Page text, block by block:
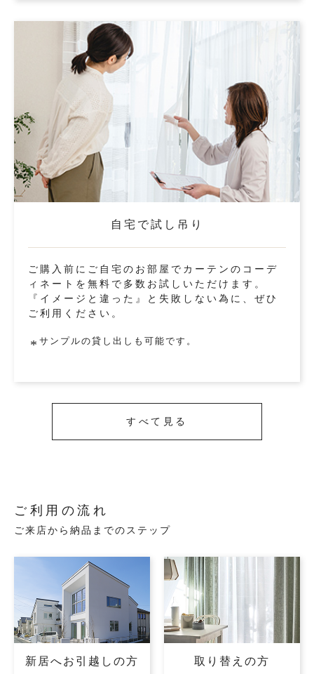
自宅で試し吊り
ご購入前にご自宅のお部屋でカーテンのコーデ
ィネートを無料で多数お試しいただけます。
『イメージと違った』と失敗しない為に、ぜひ
ご利用ください。
* サンプルの貸し出しも可能です。
すべて見る
ご利用の流れ
ご来店から納品までのステップ
新居へお引越しの方 取り替えの方